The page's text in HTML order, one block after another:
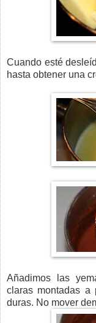
Cuando esté
hasta obtener una
Añadimos las
claras montadas a
duras. No mover